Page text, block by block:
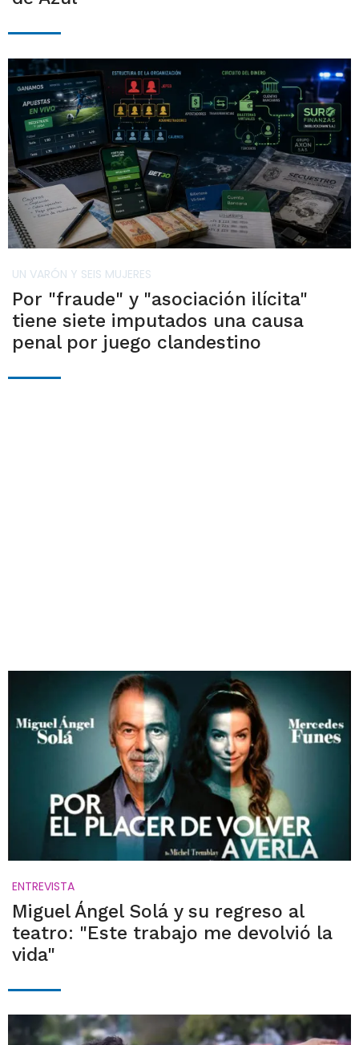
UN VARÓN Y SEIS MUJERES
Por "fraude" y "asociación ilícita"
tiene siete imputados una causa
penal por juego clandestino
ENTREVISTA
Miguel Ángel Solá y su regreso al
teatro: "Este trabajo me devolvió la
vida"